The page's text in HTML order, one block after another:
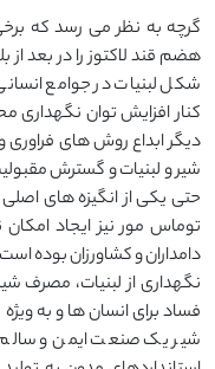
گرچه به نظر می رسد که
هضم قند لاکتوز را در بعد از
شکل لبنیات در جوامع
کنار افزایش توان
دیگر ابداع روش های
شیر و لبنیات و گسترش
حتی یکی از انگیزه های
توماس مور نیز ایجاد
دامداران و کشاورزان بوده
نگهداری از لبنیات، مصرف
فساد برای انسان ها و به
شیر یک صنعت ایمن و سالم